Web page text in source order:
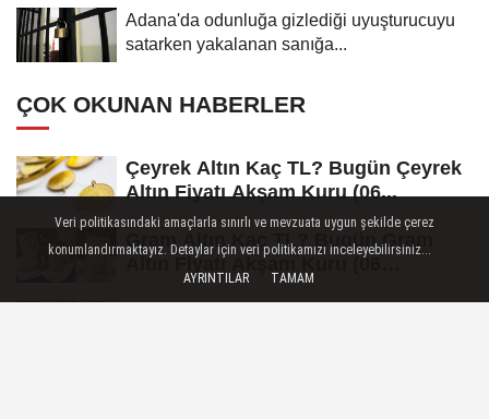
Adana'da odunluğa gizlediği uyuşturucuyu
satarken yakalanan sanığa...
ÇOK OKUNAN HABERLER
Çeyrek Altın Kaç TL? Bugün Çeyrek
Altın Fiyatı Akşam Kuru (06...
Gram Altın Kaç TL? Bugün Gram
Altın Fiyatı Akşam Kuru (06
Ağustos...
Veri politikasındaki amaçlarla sınırlı ve mevzuata uygun şekilde çerez
konumlandırmaktayız. Detaylar için veri politikamızı inceleyebilirsiniz...
AYRINTILAR
TAMAM